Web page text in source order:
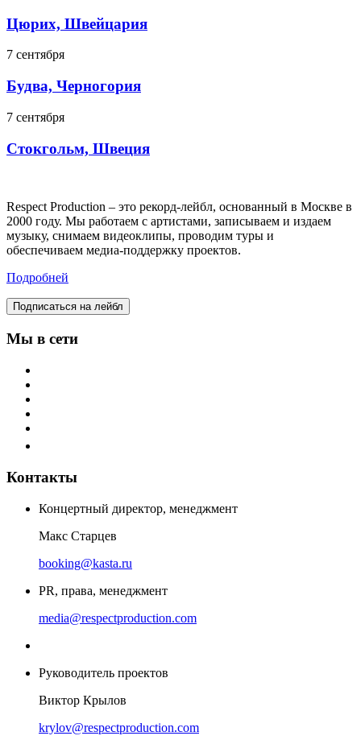
Цюрих, Швейцария
7 сентября
Будва, Черногория
7 сентября
Стокгольм, Швеция
Respect Production – это рекорд-лейбл, основанный в Москве в
2000 году. Мы работаем с артистами, записываем и издаем
музыку, снимаем видеоклипы, проводим туры и
обеспечиваем медиа-поддержку проектов.
Подробней
Подписаться на лейбл
Мы в сети
Контакты
Концертный директор, менеджмент
Макс Старцев
booking@kasta.ru
PR, права, менеджмент
media@respectproduction.com
Руководитель проектов
Виктор Крылов
krylov@respectproduction.com